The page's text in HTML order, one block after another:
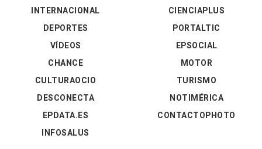
INTERNACIONAL
DEPORTES
VÍDEOS
CIENCIAPLUS
PORTALTIC
EPSOCIAL
CHANCE
CULTURAOCIO
DESCONECTA
EPDATA.ES
INFOSALUS
MOTOR
TURISMO
NOTIMÉRICA
CONTACTOPHOTO